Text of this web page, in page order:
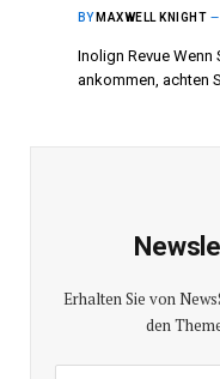
BY MAXWELL KNIGHT
Inolign Revue
ankommen, achten
Erhalten Sie von
den